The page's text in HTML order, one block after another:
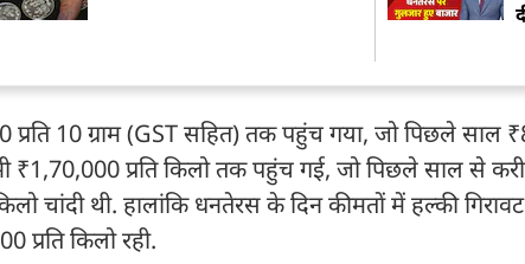
10 ग्राम (GST सहित) तक पहुंच गया, जो पिछले साल
₹1,70,000 प्रति किलो तक पहुंच गई, जो पिछले साल से
चांदी थी. हालांकि धनतेरस के दिन कीमतों में हल्की
प्रति किलो रही.